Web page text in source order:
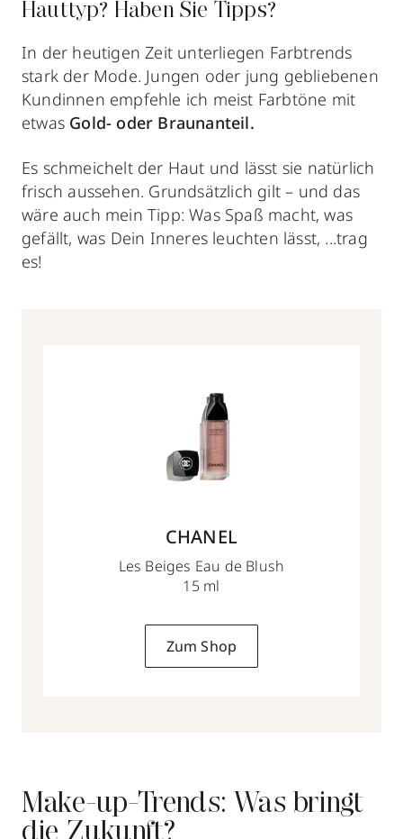
Hauttyp? Haben Sie Tipps?
In der heutigen Zeit unterliegen Farbtrends
stark der Mode. Jungen oder jung gebliebenen
Kundinnen empfehle ich meist Farbtöne mit
etwas Gold- oder Braunanteil.
Es schmeichelt der Haut und lässt sie natürlich
frisch aussehen. Grundsätzlich gilt – und das
wäre auch mein Tipp: Was Spaß macht, was
gefällt, was Dein Inneres leuchten lässt, ...trag
es!
CHANEL
Les Beiges Eau de Blush
15 ml
Zum Shop
Make-up-Trends: Was bringt